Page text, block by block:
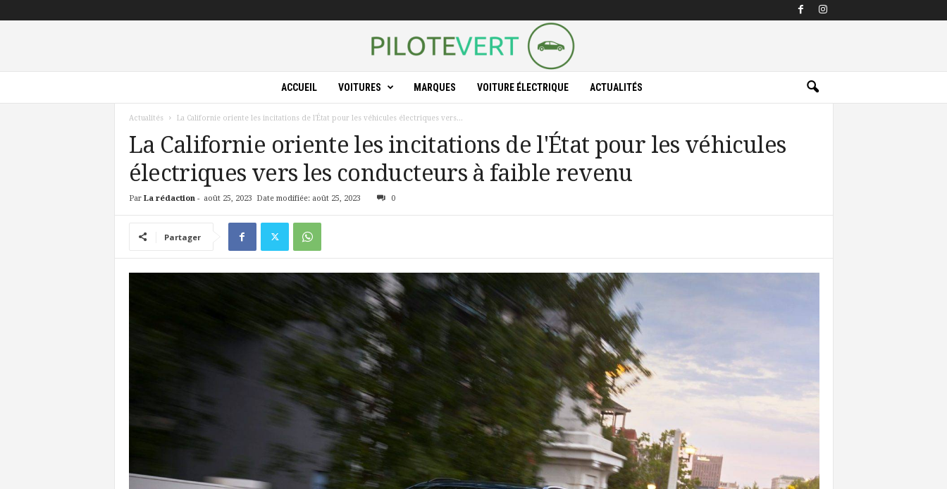
ACCUEIL VOITURES MARQUES VOITURE ÉLECTRIQUE ACTUALITÉS
Actualités La Californie oriente les incitations de l'État pour les véhicules électriques vers...
La Californie oriente les incitations de l'État pour les véhicules
électriques vers les conducteurs à faible revenu
Par La rédaction- août 25, 2023 Date modifiée: août 25, 2023 0
Partager